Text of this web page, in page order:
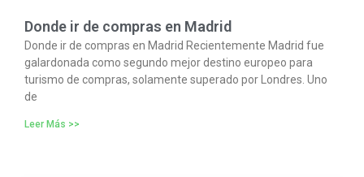
Donde ir de compras en Madrid
Donde ir de compras en Madrid Recientemente Madrid fue
galardonada como segundo mejor destino europeo para
turismo de compras, solamente superado por Londres. Uno
de
Leer Más >>